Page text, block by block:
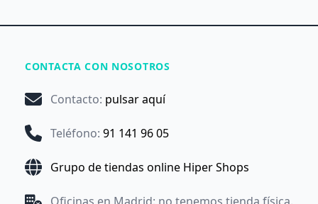
CONTACTA CON NOSOTROS
Contacto: pulsar aquí
Teléfono: 91 141 96 05
Grupo de tiendas online Hiper Shops
Oficinas en Madrid: no tenemos tienda física.